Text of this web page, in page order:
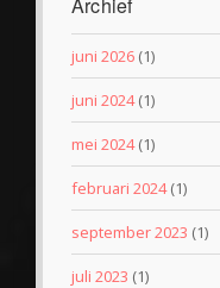
juni 2026 (1)
juni 2024(1)
mei 2024(1)
februari 2024(1)
september 2023 (1)
juli 2023 (1)